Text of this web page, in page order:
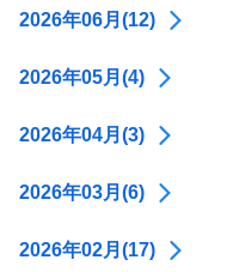
2026年06月(12)
2026年05月(4)
2026年04月(3)
2026年03月(6)
2026年02月(17)